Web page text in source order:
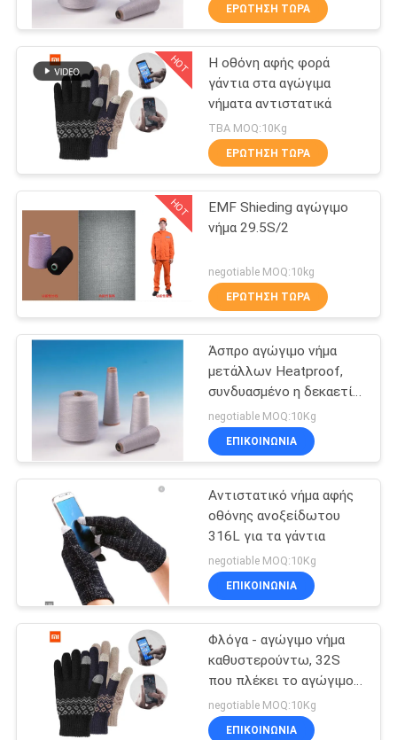
ΓΎΡΟΣ
ΕΡΓΟΣΤΑΣΊΩΝ
ΠΟΙΟΤΙΚΌΣ
ΈΛΕΓΧΟΣ
ΜΑΣ
ΕΛΆΤΕ
ΕΠΑΦΉ
ΜΕ
ΖΗΤΉΣΤΕ
ΈΝΑ
ΑΠΌΣΠΑΣΜΑ
ΧΆΡΤΗΣ
ΙΣΤΌΤΟΠΟΥ
ΠΟΛΙΤΙΚΉ
ΜΥΣΤΙΚΌΤΗΤΑΣ
Ίνα τιτανίου
Νικελικές ίνες
Φύλλα χαλκού
2
κοντή ίνα
23
αντανακλαστικότητα
ΕΡΏΤΗΣΗ ΤΏΡΑ
HOT
Η οθόνη αφής φορά
γάντια στα αγώγιμα
νήματα αντιστατικά
TBA MOQ:10Kg
ΕΡΏΤΗΣΗ ΤΏΡΑ
HOT
EMF Shieding αγώγιμο
νήμα 29.5S/2
negotiable MOQ:10kg
ΕΡΏΤΗΣΗ ΤΏΡΑ
Άσπρο αγώγιμο νήμα
μετάλλων Heatproof,
συνδυασμένο η δεκαετία
του '40 νήμα
negotiable MOQ:10Kg
ΕΠΙΚΟΙΝΩΝΙΑ
Αντιστατικό νήμα αφής
οθόνης ανοξείδωτου
316L για τα γάντια
negotiable MOQ:10Kg
ΕΠΙΚΟΙΝΩΝΙΑ
Φλόγα - αγώγιμο νήμα
καθυστερούντω, 32S
που πλέκει το αγώγιμο
νήμα
negotiable MOQ:10Kg
ΕΠΙΚΟΙΝΩΝΙΑ